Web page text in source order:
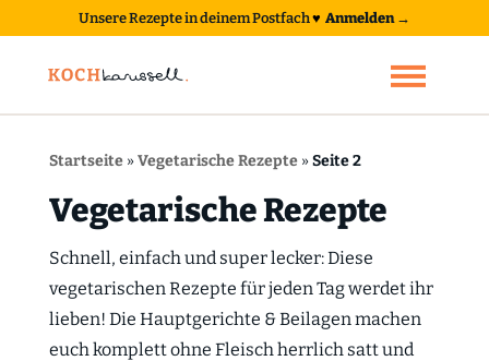
Unsere Rezepte in deinem Postfach♥ Anmelden →
Startseite»Vegetarische Rezepte»Seite 2
Vegetarische Rezepte
Schnell, einfach und super lecker: Diese
vegetarischen Rezepte für jeden Tag werdet ihr
lieben! Die Hauptgerichte & Beilagen machen
euch komplett ohne Fleisch herrlich satt und